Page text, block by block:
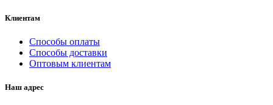
Клиентам
Способы оплаты
Способы доставки
Оптовым клиентам
Наш адрес